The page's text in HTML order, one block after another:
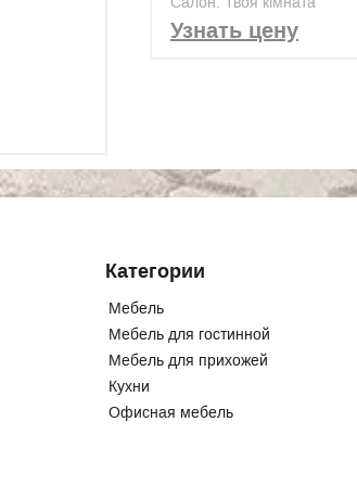
Pine Light, V0 (DB00105)
Узнать цену
Категории
Мебель
Мебель для гостинной
Мебель для прихожей
Кухни
Офисная мебель